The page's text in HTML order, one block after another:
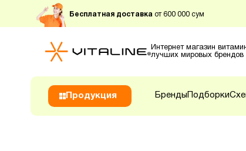
Бесплатная доставка от 600 000 сум
Интернет магазин
лучших мировых брендов
Продукция Бренды Подборки